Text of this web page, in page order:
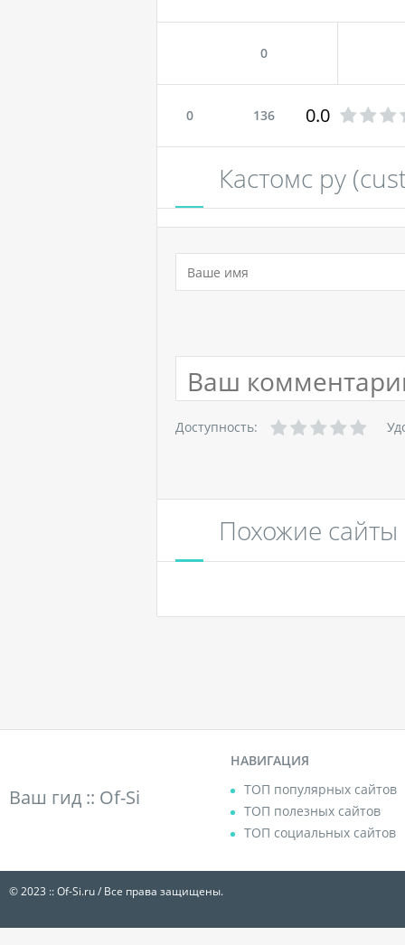
0
0 136 0.0
Кастомс ру
Доступность:
Похожие сайты
Ваш гид :: Of-Si
НАВИГАЦИЯ
ТОП популярных сайтов
ТОП полезных сайтов
ТОП социальных сайтов
© 2023 :: Of-Si.ru / Все права защищены.